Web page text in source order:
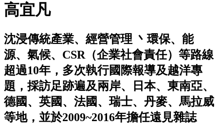
高宜凡
沈浸傳統產業、經營管理 丶環保、能
源、氣候、CSR（企業社會責任）等路線
超過10年，多次執行國際報導及越洋專
題，採訪足跡遍及兩岸、日本、東南亞、
德國、英國、法國、瑞士、丹麥、馬拉威
等地，並於2009~2016年擔任遠見雜誌